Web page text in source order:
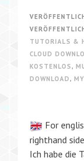
TUTORIALS &
CLOUD
KOSTENLOS ,
DOWNLOAD ,
For
righthand
Ich habe die